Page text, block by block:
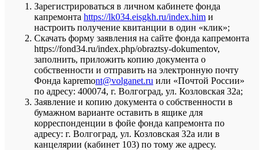
Зарегистрироваться в личном кабинете фонда
капремонта https://lk034.eisgkh.ru/index.him и
настроить получение квитанции в один «клик»;
Скачать форму заявления на сайте фонда капремонта
https://fond34.ru/index.php/obraztsy-dokumentov,
заполнить, приложить копию документа о
собственности и отправить на электронную почту
Фонда kapremont@volganet.ru или «Почтой России»
по адресу: 400074, г. Волгоград, ул. Козловская 32а;
Заявление и копию документа о собственности в
бумажном варианте оставить в ящике для
корреспонденции в фойе фонда капремонта по
адресу: г. Волгоград, ул. Козловская 32а или в
канцелярии (кабинет 103) по тому же адресу.